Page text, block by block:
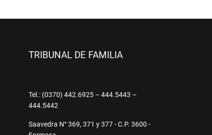
TRIBUNAL DE FAMILIA
Tel.: (0370) 442.6925 – 444.5443 –
444.5442
Saavedra N° 369, 371 y 377 - C.P. 3600 -